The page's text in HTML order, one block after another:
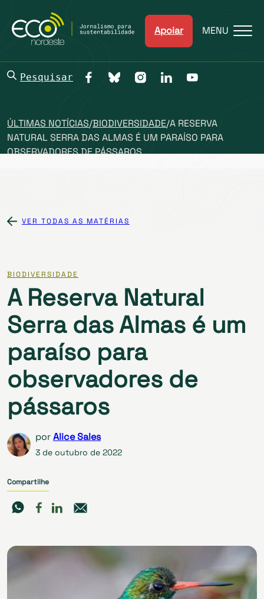
Apoiar MENU
Pesquisar
ÚLTIMAS NOTÍCIAS/BIODIVERSIDADE/A RESERVA
NATURAL SERRA DAS ALMAS É UM PARAÍSO PARA
OBSERVADORES DE PÁSSAROS
VER TODAS AS MATÉRIAS
BIODIVERSIDADE
A Reserva Natural
Serra das Almas é um
paraíso para
observadores de
pássaros
porAlice Sales
3 de outubro de 2022
Compartilhe